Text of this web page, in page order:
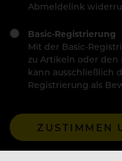
Abmeldelink
Basic-Registrierung
Mit der Basic-
zu Artikeln oder den
kann ausschließlich
Registrierung als
ZUSTIMMEN